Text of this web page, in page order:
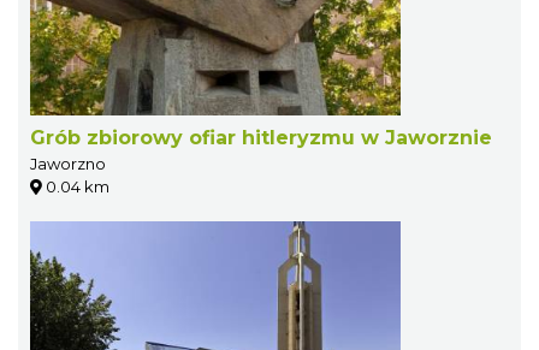
Grób zbiorowy ofiar hitleryzmu w Jaworznie
Jaworzno
0.04 km